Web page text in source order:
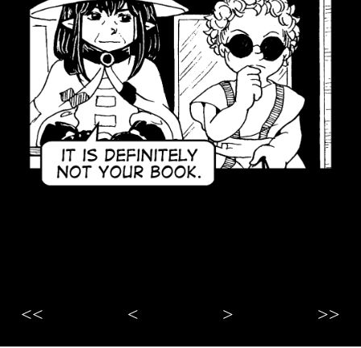
<< < > >>